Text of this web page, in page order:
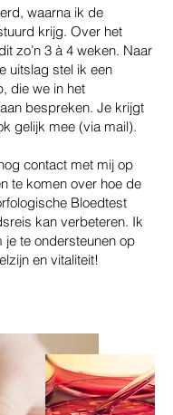
waarna ik de
krijg. Over het
zo’n 3 à 4 weken. Naar
uitslag stel ik een
die we in het
bespreken. Je krijgt
gelijk mee (via mail).
contact met mij op
te komen over hoe de
Bloedtest
kan verbeteren. Ik
je te ondersteunen op
en vitaliteit!